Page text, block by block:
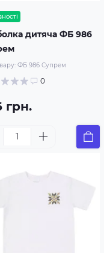
дитяча ФБ 986
ФБ 986 Супрем
0
грн.